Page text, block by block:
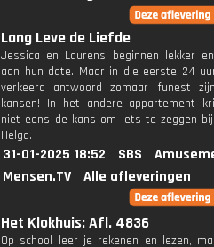
Lang Leve de Liefde
Jessica en Laurens beginnen lekker
aan hun date. Maar in die eerste 24
verkeerd antwoord zomaar funest
kansen! In het andere appartement
niet eens de kans om iets te zeggen
Helga.
31-01-2025 18:52 SBS
Mensen.TV
Alle afleveringen
Het Klokhuis: Afl. 4836
Op school leer je rekenen en lezen,